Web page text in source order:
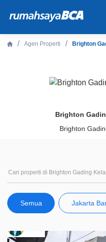
Cari Tahu
Properti Dijual
Fitur Unggulan
© 2026 PT Bank Central Asia Tbk
Agen Properti Brighton
Brighton
Brighton
Semua Jakarta